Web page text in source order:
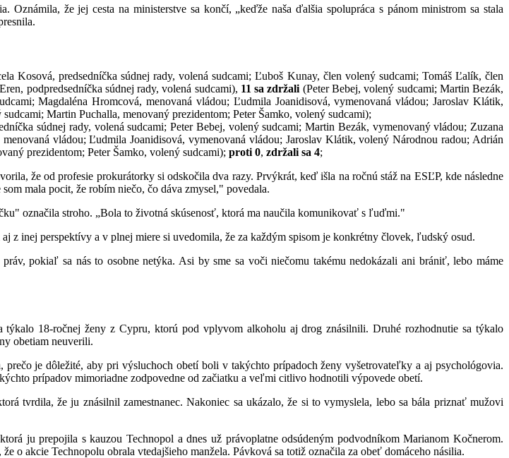
že jej cesta na ministerstve sa končí, „keďže naša ďalšia spolupráca s pánom ministrom sa stala
Kosová, predsedníčka súdnej rady, volená sudcami; Ľuboš Kunay, člen volený sudcami; Tomáš Ľalík, člen
podpredsedníčka súdnej rady, volená sudcami), 11 sazdržali (Peter Bebej, volený sudcami; Martin Bezák,
Magdaléna Hromcová, menovaná vládou; Ľudmila Joanidisová, vymenovaná vládou; Jaroslav Klátik,
Martin Puchalla, menovaný prezidentom; Peter Šamko, volený sudcami);
súdnej rady, volená sudcami; Peter Bebej, volený sudcami; Martin Bezák, vymenovaný vládou; Zuzana
vládou; Ľudmila Joanidisová, vymenovaná vládou; Jaroslav Klátik, volený Národnou radou; Adrián
prezidentom; Peter Šamko, volený sudcami); proti 0, zdržali sa 4;
že od profesie prokurátorky si odskočila dva razy. Prvýkrát, keď išla na ročnú stáž na ESĽP, kde následne
mala pocit, že robím niečo, čo dáva zmysel," povedala.
označila stroho. „Bola to životná skúsenosť, ktorá ma naučila komunikovať s ľuďmi."
z inej perspektívy a v plnej miere si uvedomila, že za každým spisom je konkrétny človek, ľudský osud.
pokiaľ sa nás to osobne netýka. Asi by sme sa voči niečomu takému nedokázali ani brániť, lebo máme
18-ročnej ženy z Cypru, ktorú pod vplyvom alkoholu aj drog znásilnili. Druhé rozhodnutie sa týkalo
obetiam neuverili.
je dôležité, aby pri výsluchoch obetí boli v takýchto prípadoch ženy vyšetrovateľky a aj psychológovia.
prípadov mimoriadne zodpovedne od začiatku a veľmi citlivo hodnotili výpovede obetí.
tvrdila, že ju znásilnil zamestnanec. Nakoniec sa ukázalo, že si to vymyslela, lebo sa bála priznať mužovi
ju prepojila s kauzou Technopol a dnes už právoplatne odsúdeným podvodníkom Marianom Kočnerom.
akcie Technopolu obrala vtedajšieho manžela. Pávková sa totiž označila za obeť domáceho násilia.